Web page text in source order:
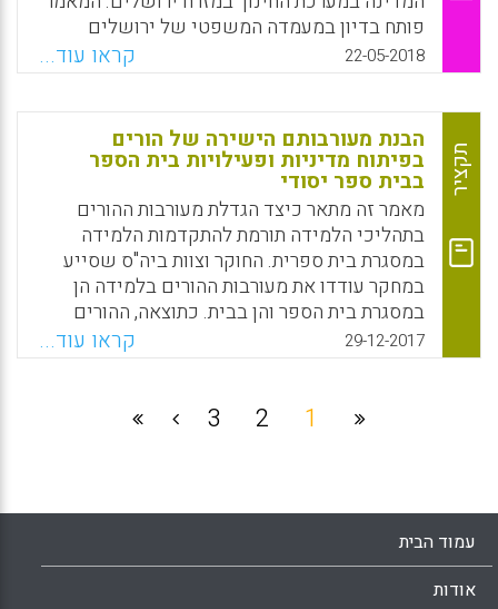
פותח בדיון במעמדה המשפטי של ירושלים
במשפט הישראלי ובמשפט הבין-לאומי והוא
מתאר את חסר הלגיטימיות השלטונית של ישראל
בקרב תושבי מזרח ירושלים. בתחום החינוך, חסר
הלגיטימיות מתבטא בהתנגדות לאמץ את תוכנית
הלימודים הישראלית ולהפעיל בתי ספר פרטיים.
במאמר מתוארים שני סוגי תגובות להתנגדות זו:
השלמה ובצדה התנערות מאחריות; תמרוץ כלכלי
לנוכח מצבי מצוקה שונים של האוכלוסייה
ששורשיה אינם קשורים למערכת החינוך באופן
ישיר.
WhatsApp
Facebook
Email
X
22-05-2018 קראו עוד...
תקציר
הבנת מעורבותם הישירה של הורים
בפיתוח מדיניות ופעילויות בית הספר
בבית ספר יסודי
מאמר זה מתאר כיצד הגדלת מעורבות ההורים
בתהליכי הלמידה תורמת להתקדמות הלמידה
במסגרת בית ספרית. החוקר וצוות ביה"ס שסייע
במחקר עודדו את מעורבות ההורים בלמידה הן
במסגרת בית הספר והן בבית. כתוצאה, ההורים
למדו להכיר את חוזקות וחולשות ילדיהם ודרכים
לסייע להם בלמידה. נמצא שעל אנשי חינוך לערב
בביתם אלא גם במסגרת פעילויות בית הספר.
29-12-2017 קראו עוד...
1
2
3
עמוד הבית
אודות